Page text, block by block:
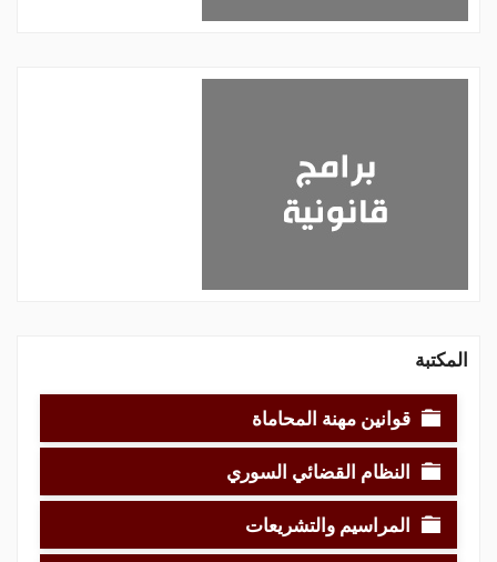
المكتبة
قوانين مهنة المحاماة
النظام القضائي السوري
المراسيم والتشريعات